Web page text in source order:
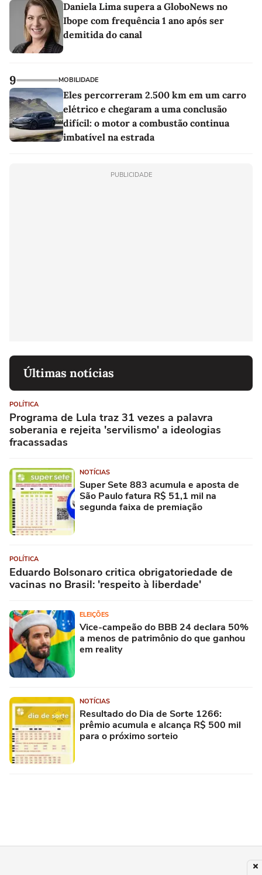
Daniela Lima supera a GloboNews no
Ibope com frequência 1 ano após ser
demitida do canal
9 MOBILIDADE
Eles percorreram 2.500 km em um carro
elétrico e chegaram a uma conclusão
difícil: o motor a combustão continua
imbatível na estrada
PUBLICIDADE
Últimas notícias
POLÍTICA
Programa de Lula traz 31 vezes a palavra
soberania e rejeita 'servilismo' a ideologias
fracassadas
NOTÍCIAS
Super Sete 883 acumula e aposta de
São Paulo fatura R$ 51,1 mil na
segunda faixa de premiação
POLÍTICA
Eduardo Bolsonaro critica obrigatoriedade de
vacinas no Brasil: 'respeito à liberdade'
ELEIÇÕES
Vice-campeão do BBB 24 declara 50%
a menos de patrimônio do que ganhou
em reality
NOTÍCIAS
Resultado do Dia de Sorte 1266:
prêmio acumula e alcança R$ 500 mil
para o próximo sorteio